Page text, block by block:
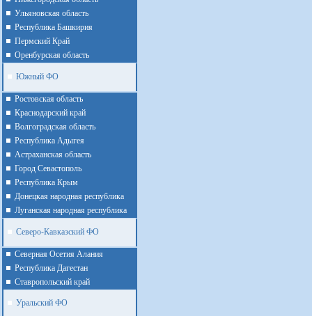
Ульяновская область
Республика Башкирия
Пермский Край
Оренбурская область
Южный ФО
Ростовская область
Краснодарский край
Волгоградская область
Республика Адыгея
Астраханская область
Город Севастополь
Республика Крым
Донецкая народная республика
Луганская народная республика
Северо-Кавказский ФО
Северная Осетия Алания
Республика Дагестан
Ставропольский край
Уральский ФО